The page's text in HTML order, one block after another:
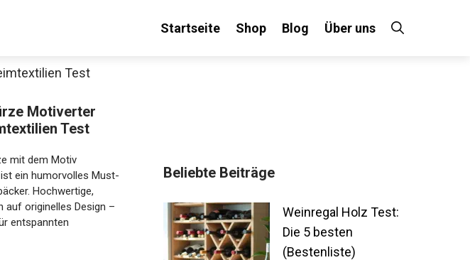
Startseite Shop Blog Über uns
Test
Motiverter
Test
mit dem Motiv
ein humorvolles Must-
Hochwertige,
auf originelles Design –
entspannten
Beliebte Beiträge
Weinregal Holz Test:
Die 5 besten
(Bestenliste)